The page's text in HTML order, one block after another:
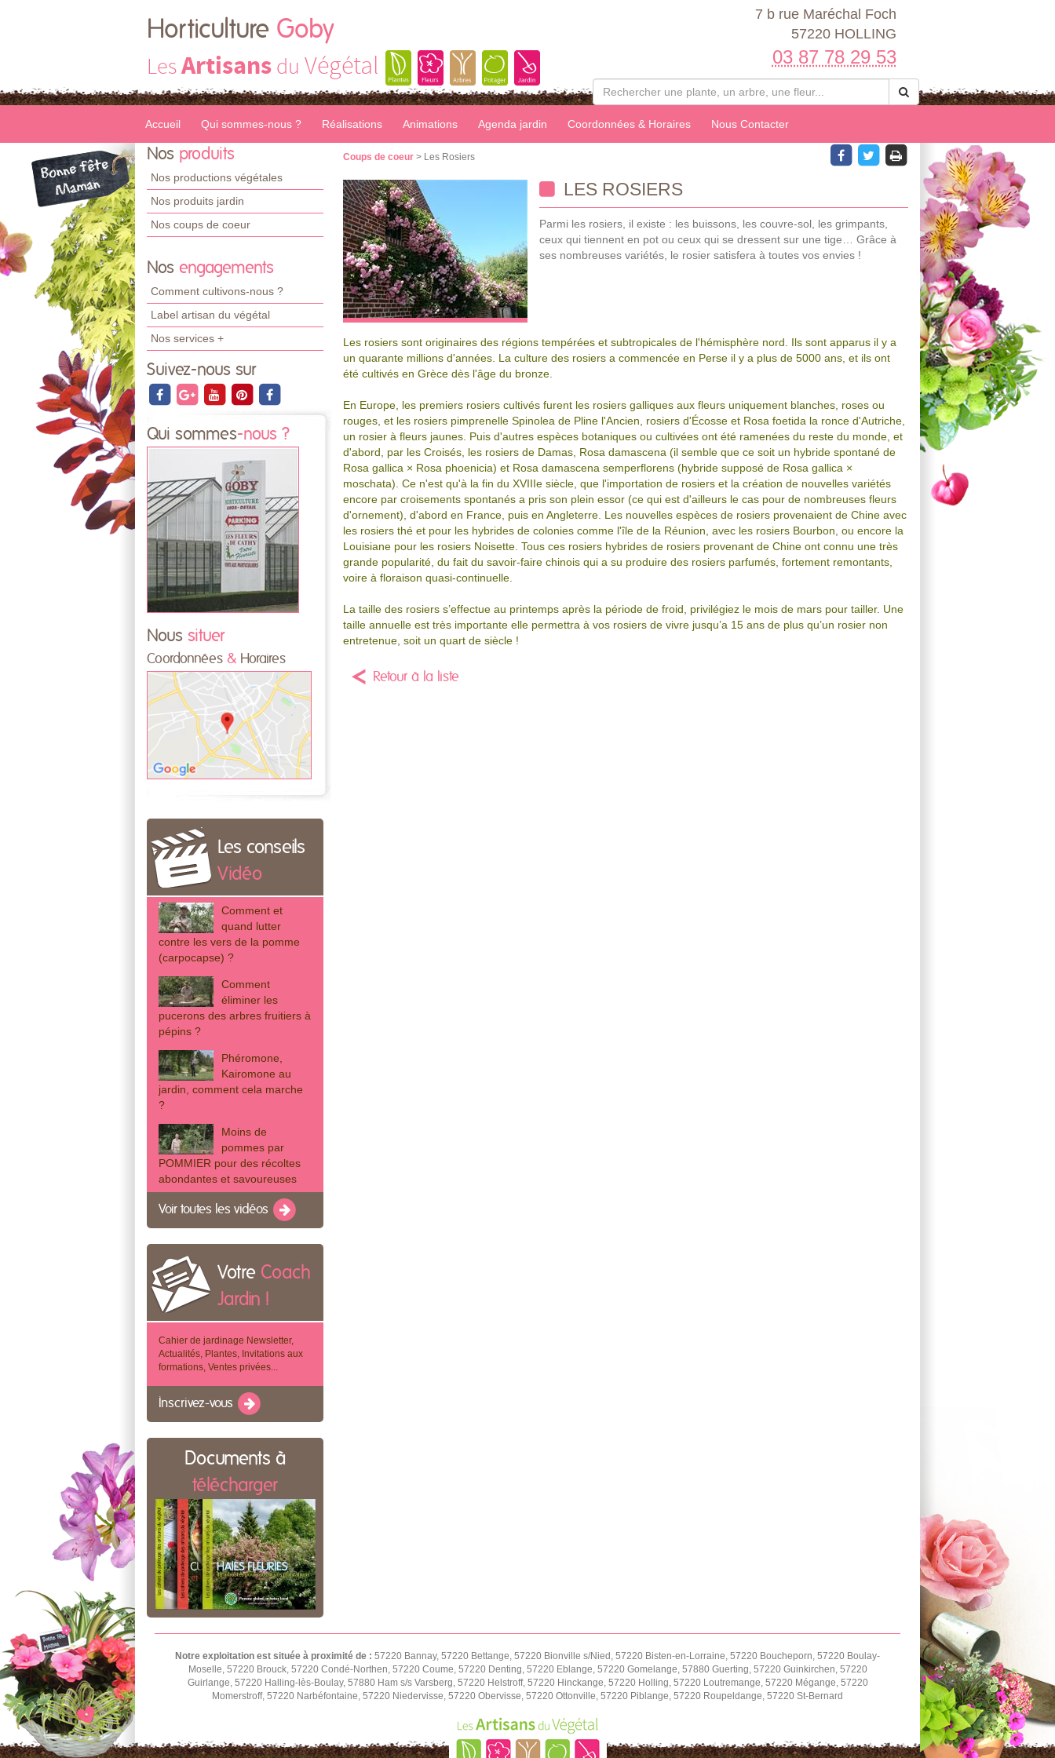
Horticulture Goby
LesArtisans du Végétal
7 b rue Maréchal Foch
57220 HOLLING
03 87 78 29 53
Accueil Qui sommes-nous ? Réalisations Animations Agenda jardin Coordonnées & Horaires Nous Contacter
Nos produits
Nos productions végétales
Nos produits jardin
Nos coups de coeur
Nos engagements
Comment cultivons-nous ?
Label artisan du végétal
Nos services +
Suivez-nous sur
Qui sommes-nous ?
Nous situer
Coordonnées & Horaires
Les conseils
Vidéo
Comment et
quand lutter
contre les vers de la pomme
(carpocapse) ?
Comment
éliminer les
pucerons des arbres fruitiers à
pépins ?
Phéromone,
Kairomone au
jardin, comment cela marche
?
Moins de
pommes par
POMMIER pour des récoltes
abondantes et savoureuses
Voir toutes les vidéos
Votre Coach
Jardin !
Cahier de jardinage Newsletter,
Actualités, Plantes, Invitations aux
formations, Ventes privées...
Inscrivez-vous
Documents à
télécharger
Coups de coeur > Les Rosiers
LES ROSIERS
Parmi les rosiers, il existe : les buissons, les couvre-sol, les grimpants,
ceux qui tiennent en pot ou ceux qui se dressent sur une tige… Grâce à
ses nombreuses variétés, le rosier satisfera à toutes vos envies !
Les rosiers sont originaires des régions tempérées et subtropicales de l'hémisphère nord. Ils sont apparus il y a
un quarante millions d'années. La culture des rosiers a commencée en Perse il y a plus de 5000 ans, et ils ont
été cultivés en Grèce dès l'âge du bronze.
En Europe, les premiers rosiers cultivés furent les rosiers galliques aux fleurs uniquement blanches, roses ou
rouges, et les rosiers pimprenelle Spinolea de Pline l'Ancien, rosiers d'Écosse et Rosa foetida la ronce d'Autriche,
un rosier à fleurs jaunes. Puis d'autres espèces botaniques ou cultivées ont été ramenées du reste du monde, et
d'abord, par les Croisés, les rosiers de Damas, Rosa damascena (il semble que ce soit un hybride spontané de
Rosa gallica × Rosa phoenicia) et Rosa damascena semperflorens (hybride supposé de Rosa gallica ×
moschata). Ce n'est qu'à la fin du XVIIIe siècle, que l'importation de rosiers et la création de nouvelles variétés
encore par croisements spontanés a pris son plein essor (ce qui est d'ailleurs le cas pour de nombreuses fleurs
d'ornement), d'abord en France, puis en Angleterre. Les nouvelles espèces de rosiers provenaient de Chine avec
les rosiers thé et pour les hybrides de colonies comme l'île de la Réunion, avec les rosiers Bourbon, ou encore la
Louisiane pour les rosiers Noisette. Tous ces rosiers hybrides de rosiers provenant de Chine ont connu une très
grande popularité, du fait du savoir-faire chinois qui a su produire des rosiers parfumés, fortement remontants,
voire à floraison quasi-continuelle.
La taille des rosiers s’effectue au printemps après la période de froid, privilégiez le mois de mars pour tailler. Une
taille annuelle est très importante elle permettra à vos rosiers de vivre jusqu’a 15 ans de plus qu’un rosier non
entretenue, soit un quart de siècle !
Retour à la liste
Notre exploitation est située à proximité de : 57220 Bannay, 57220 Bettange, 57220 Bionville s/Nied, 57220 Bisten-en-Lorraine, 57220 Boucheporn, 57220 Boulay-
Moselle, 57220 Brouck, 57220 Condé-Northen, 57220 Coume, 57220 Denting, 57220 Eblange, 57220 Gomelange, 57880 Guerting, 57220 Guinkirchen, 57220
Guirlange, 57220 Halling-lès-Boulay, 57880 Ham s/s Varsberg, 57220 Helstroff, 57220 Hinckange, 57220 Holling, 57220 Loutremange, 57220 Mégange, 57220
Momerstroff, 57220 Narbéfontaine, 57220 Niedervisse, 57220 Obervisse, 57220 Ottonville, 57220 Piblange, 57220 Roupeldange, 57220 St-Bernard